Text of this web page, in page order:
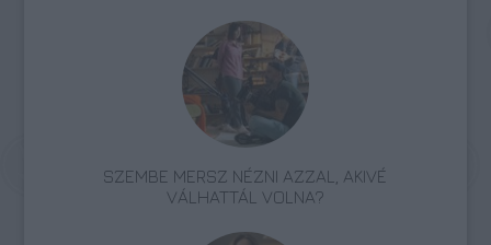
SZEMBE MERSZ NÉZNI AZZAL, AKIVÉ
VÁLHATTÁL VOLNA?